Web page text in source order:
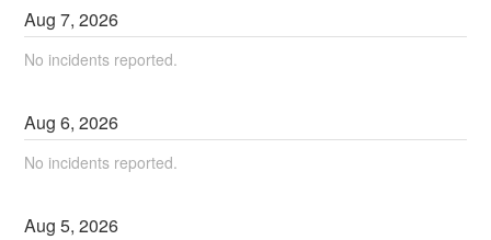
Aug7,2026
No incidents reported.
Aug6,2026
No incidents reported.
Aug5,2026